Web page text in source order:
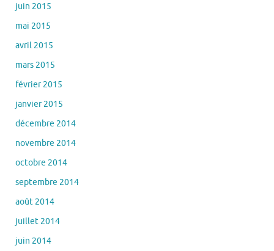
juin 2015
mai 2015
avril 2015
mars 2015
février 2015
janvier 2015
décembre 2014
novembre 2014
octobre 2014
septembre 2014
août 2014
juillet 2014
juin 2014